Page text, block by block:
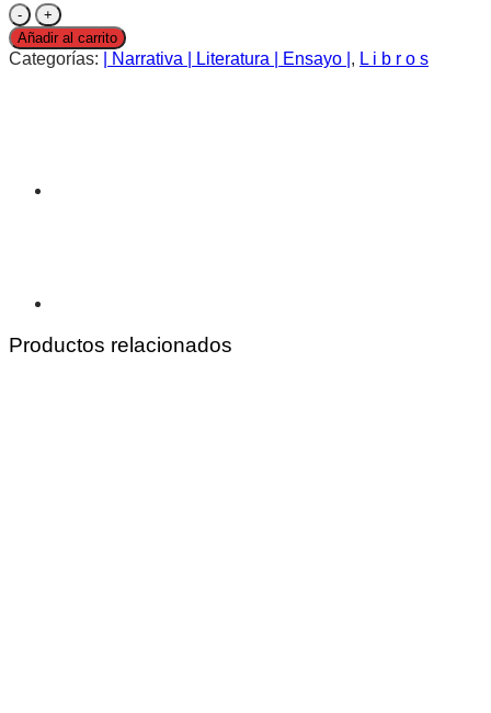
Deseo
y
alteridad
|
Añadir al carrito
Categorías: | Narrativa | Literatura | Ensayo | , L i b r o s
Productos relacionados